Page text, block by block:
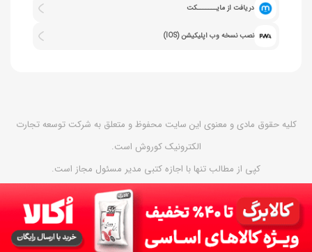
دریافت از مایـــــــکت
نصب نسخه وب اپلیکیشن (IOS)
کلیه حقوق مادی و معنوی این سایت محفوظ و متعلق به شرکت توسعه تجارت
الکترونیک کوروش است.
کپی از مطالب تنها با اجازه کتبی مدیر مسئول مجاز است.